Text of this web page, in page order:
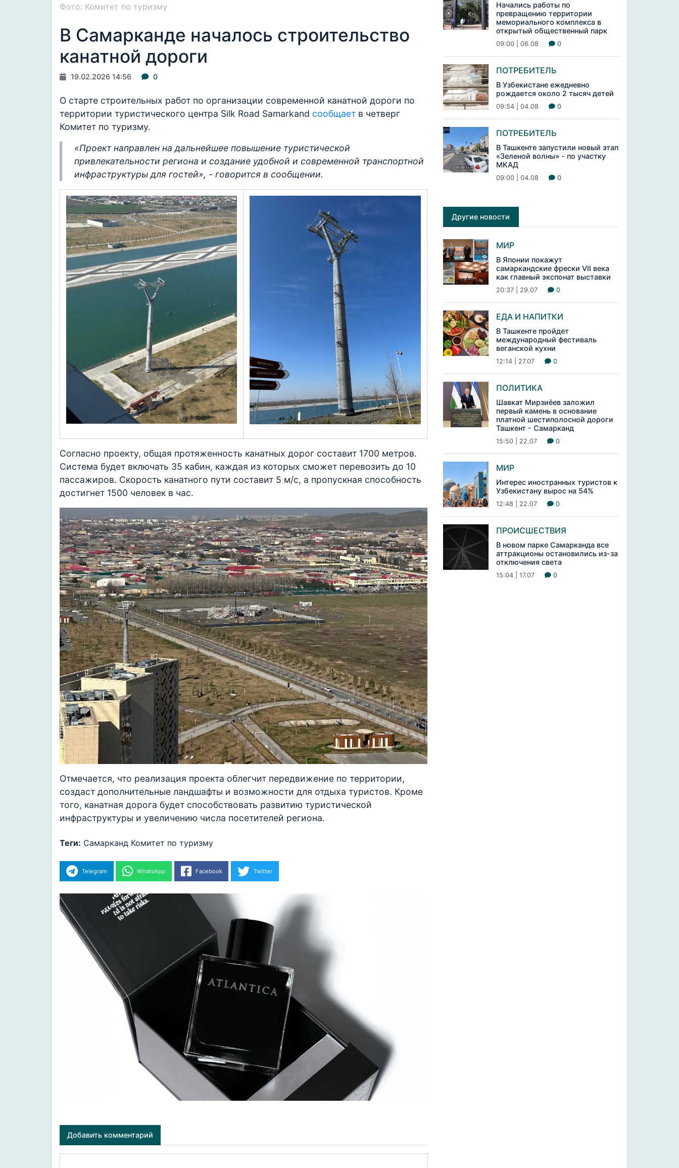
Фото: Комитет по туризму
В Самарканде началось строительство
канатной дороги
19.02.2026 14:56 0
О старте строительных работ по организации современной канатной дороги по
территории туристического центра Silk Road Samarkand сообщает в четверг
Комитет по туризму.
«Проект направлен на дальнейшее повышение туристической
привлекательности региона и создание удобной и современной транспортной
инфраструктуры для гостей», - говорится в сообщении.
Согласно проекту, общая протяженность канатных дорог составит 1700 метров.
Система будет включать 35 кабин, каждая из которых сможет перевозить до 10
пассажиров. Скорость канатного пути составит 5 м/с, а пропускная способность
достигнет 1500 человек в час.
Отмечается, что реализация проекта облегчит передвижение по территории,
создаст дополнительные ландшафты и возможности для отдыха туристов. Кроме
того, канатная дорога будет способствовать развитию туристической
инфраструктуры и увеличению числа посетителей региона.
Теги: Самарканд Комитет по туризму
Telegram WhatsApp Facebook Twitter
Добавить комментарий
Начались работы по
превращению территории
мемориального комплекса в
открытый общественный парк
09:00 | 06.08 0
ПОТРЕБИТЕЛЬ
В Узбекистане ежедневно
рождается около 2 тысяч детей
09:54 | 04.08 0
ПОТРЕБИТЕЛЬ
В Ташкенте запустили новый этап
«Зеленой волны» - по участку
МКАД
09:00 | 04.08 0
Другие новости
МИР
В Японии покажут
самаркандские фрески VII века
как главный экспонат выставки
20:37 | 29.07 0
ЕДА И НАПИТКИ
В Ташкенте пройдет
международный фестиваль
веганской кухни
12:14 | 27.07 0
ПОЛИТИКА
Шавкат Мирзиёев заложил
первый камень в основание
платной шестиполосной дороги
Ташкент - Самарканд
15:50 | 22.07 0
МИР
Интерес иностранных туристов к
Узбекистану вырос на 54%
12:48 | 22.07 0
ПРОИСШЕСТВИЯ
В новом парке Самарканда все
аттракционы остановились из-за
отключения света
15:04 | 17.07 0